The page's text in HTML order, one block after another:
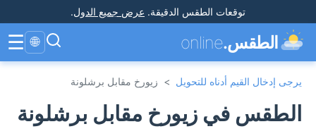
توقعات الطقس الدقيقة. عرض جميع الدول.
الطقس.online
🌐
☰
يرجى إدخال القيم أدناه للتحويل > زيورخ مقابل برشلونة
الطقس في زيورخ مقابل برشلونة